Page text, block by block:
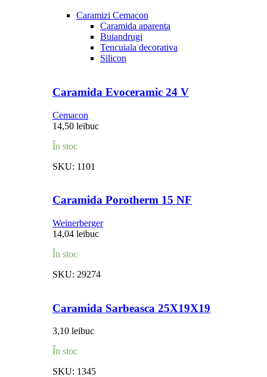
Caramizi Cemacon
Caramida aparenta
Buiandrugi
Tencuiala decorativa
Silicon
Caramida Evoceramic 24 V
Cemacon
14,50 leibuc
În stoc
SKU: 1101
Caramida Porotherm 15 NF
Weinerberger
14,04 leibuc
În stoc
SKU: 29274
Caramida Sarbeasca 25X19X19
3,10 leibuc
În stoc
SKU: 1345